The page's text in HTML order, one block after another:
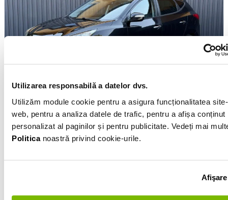
Utilizarea responsabilă a datelor dvs.
Utilizăm module cookie pentru a asigura funcționalitatea
web, pentru a analiza datele de trafic, pentru a afișa conținut
personalizat al paginilor și pentru publicitate. Vedeți mai
Politicanoastră privind cookie-urile.
Afişare
Hyundai ix35
2012 Motorină2.0l Manuală 237 563km
217 €